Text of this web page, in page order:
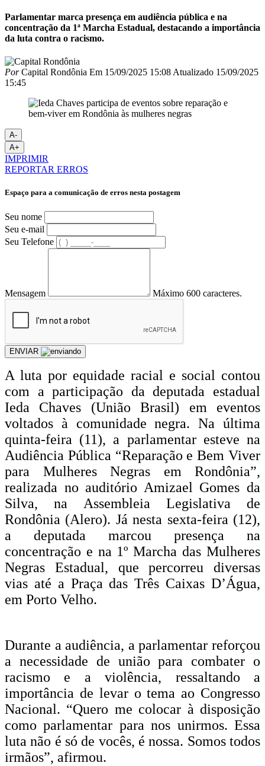
Parlamentar marca presença em audiência pública e na
concentração da 1ª Marcha Estadual, destacando a importância
da luta contra o racismo.
PorCapital Rondônia Em 15/09/2025 15:08 Atualizado 15/09/2025
15:45
A-
A+
IMPRIMIR
REPORTAR ERROS
Espaço para a comunicação de erros nesta postagem
Seu nome
Seu e-mail
Seu Telefone
Mensagem Máximo 600 caracteres.
ENVIAR
A luta por equidade racial e social contou
com a participação da deputada estadual
Ieda Chaves (União Brasil) em eventos
voltados à comunidade negra. Na última
quinta-feira (11), a parlamentar esteve na
Audiência Pública “Reparação e Bem Viver
para Mulheres Negras em Rondônia”,
realizada no auditório Amizael Gomes da
Silva, na Assembleia Legislativa de
Rondônia (Alero). Já nesta sexta-feira (12),
a deputada marcou presença na
concentração e na 1º Marcha das Mulheres
Negras Estadual, que percorreu diversas
vias até a Praça das Três Caixas D’Água,
em Porto Velho.
Durante a audiência, a parlamentar reforçou
a necessidade de união para combater o
racismo e a violência, ressaltando a
importância de levar o tema ao Congresso
Nacional. “Quero me colocar à disposição
como parlamentar para nos unirmos. Essa
luta não é só de vocês, é nossa. Somos todos
irmãos”, afirmou.